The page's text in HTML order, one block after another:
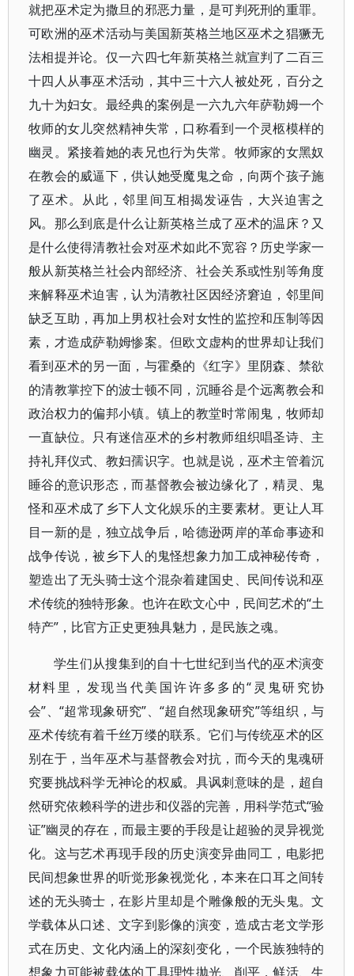
就把巫术定为撒旦的邪恶力量，是可判死刑的重罪。
可欧洲的巫术活动与美国新英格兰地区巫术之猖獗无
法相提并论。仅一六四七年新英格兰就宣判了二百三
十四人从事巫术活动，其中三十六人被处死，百分之
九十为妇女。最经典的案例是一六九六年萨勒姆一个
牧师的女儿突然精神失常，口称看到一个灵柩模样的
幽灵。紧接着她的表兄也行为失常。牧师家的女黑奴
在教会的威逼下，供认她受魔鬼之命，向两个孩子施
了巫术。从此，邻里间互相揭发诬告，大兴迫害之
风。那么到底是什么让新英格兰成了巫术的温床？又
是什么使得清教社会对巫术如此不宽容？历史学家一
般从新英格兰社会内部经济、社会关系或性别等角度
来解释巫术迫害，认为清教社区因经济窘迫，邻里间
缺乏互助，再加上男权社会对女性的监控和压制等因
素，才造成萨勒姆惨案。但欧文虚构的世界却让我们
看到巫术的另一面，与霍桑的《红字》里阴森、禁欲
的清教掌控下的波士顿不同，沉睡谷是个远离教会和
政治权力的偏邦小镇。镇上的教堂时常闹鬼，牧师却
一直缺位。只有迷信巫术的乡村教师组织唱圣诗、主
持礼拜仪式、教妇孺识字。也就是说，巫术主管着沉
睡谷的意识形态，而基督教会被边缘化了，精灵、鬼
怪和巫术成了乡下人文化娱乐的主要素材。更让人耳
目一新的是，独立战争后，哈德逊两岸的革命事迹和
战争传说，被乡下人的鬼怪想象力加工成神秘传奇，
塑造出了无头骑士这个混杂着建国史、民间传说和巫
术传统的独特形象。也许在欧文心中，民间艺术的“土
特产”，比官方正史更独具魅力，是民族之魂。
学生们从搜集到的自十七世纪到当代的巫术演变
材料里，发现当代美国许许多多的“灵鬼研究协
会”、“超常现象研究”、“超自然现象研究”等组织，与
巫术传统有着千丝万缕的联系。它们与传统巫术的区
别在于，当年巫术与基督教会对抗，而今天的鬼魂研
究要挑战科学无神论的权威。具讽刺意味的是，超自
然研究依赖科学的进步和仪器的完善，用科学范式“验
证”幽灵的存在，而最主要的手段是让超验的灵异视觉
化。这与艺术再现手段的历史演变异曲同工，电影把
民间想象世界的听觉形象视觉化，本来在口耳之间转
述的无头骑士，在影片里却是个雕像般的无头鬼。文
学载体从口述、文字到影像的演变，造成古老文学形
式在历史、文化内涵上的深刻变化，一个民族独特的
想象力可能被载体的工具理性抛光、削平，鲜活、生